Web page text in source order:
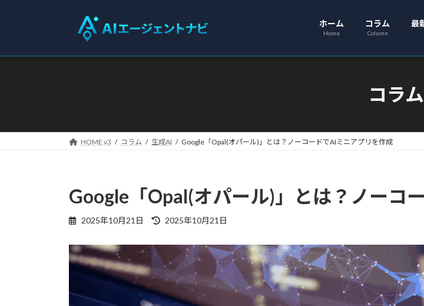
プ
動
ホーム
Home
コラム
Column
最
コラム
HOME v3 コラム 生成AI Google「Opal(オパール)」とは？ノーコードでAIミニアプリを作成
Google「Opal(オパール)」とは？ノーコ
2025年10月21日
最
更
日
時
:
2025年10月21日